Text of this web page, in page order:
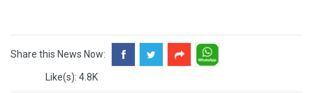
Share this News Now:
Like(s): 4.8K